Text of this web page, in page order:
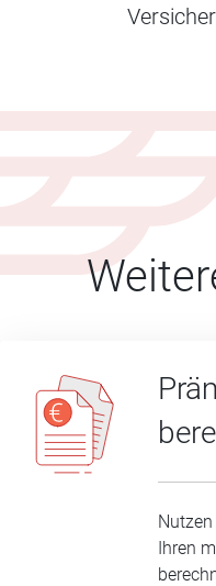
Ihren